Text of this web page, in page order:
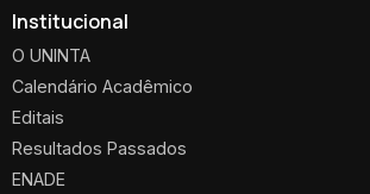
Institucional
O UNINTA
Calendário Acadêmico
Editais
Resultados Passados
ENADE